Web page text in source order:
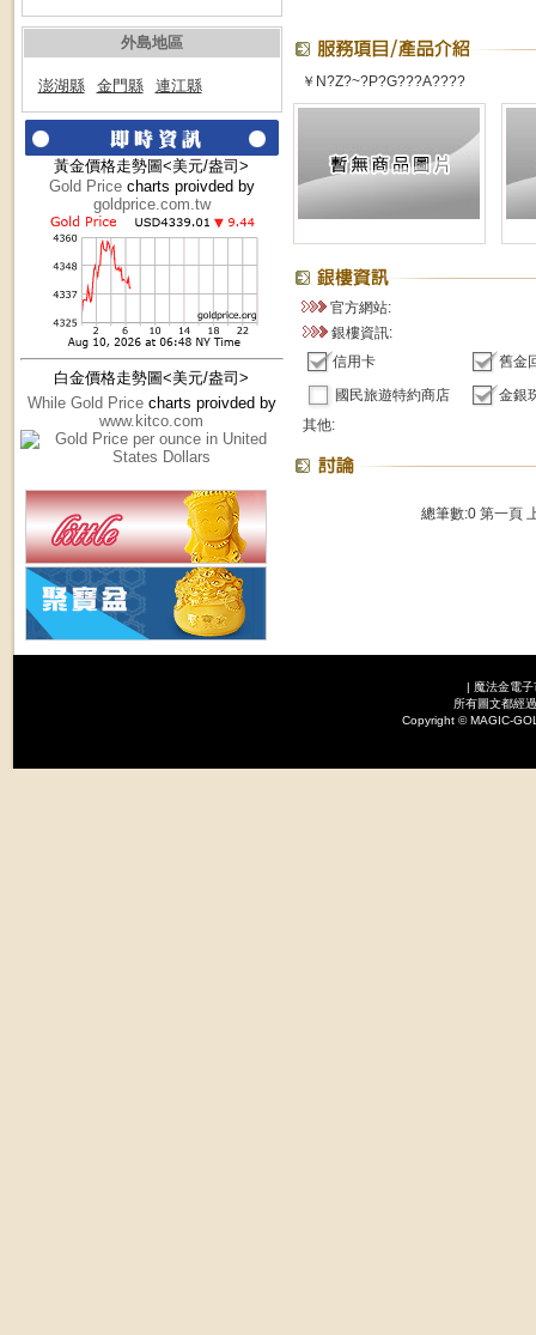
外島地區
澎湖縣 金門縣 連江縣
黃金價格走勢圖<美元/盎司>
Gold Pricecharts proivded by
goldprice.com.tw
白金價格走勢圖<美元/盎司>
While Gold Pricecharts proivded by
www.kitco.com
￥N?z?~?P?G???a????
官方網站:
銀樓資訊:
信用卡
舊金
國民旅遊特約商店
金銀
其他:
總筆數:0 第一頁
| 魔法金電
所有圖文都經
Copyright © MAGIC-